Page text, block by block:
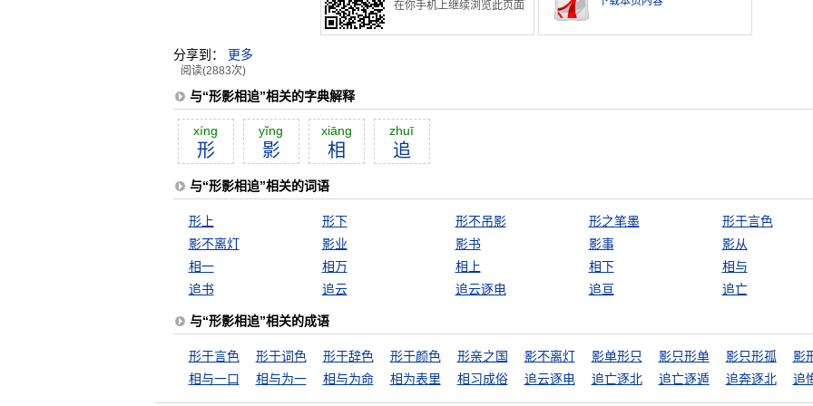
在你手机上继续浏览此页面
分享到： 更多
阅读(2883次)
与“形影相追”相关的字典解释
xíng
形
yĭng
影
xiāng
相
zhuī
追
与“形影相追”相关的词语
形上 形下 形不吊影 形之笔墨
形于言色
影不离灯
影业 影书 影事
影从
相一
相万 相上 相下
相与
追书
追云 追云逐电 追亘 追亡
与“形影相追”相关的成语
形于言色 形于词色 形于辞色 形于颜色 形亲之国 影不离灯 影单形只 影只形单 影只形孤
影
相与一口
相与为一 相与为命 相为表里 相习成俗 追云逐电 追亡逐北 追亡逐遁 追奔逐北 追